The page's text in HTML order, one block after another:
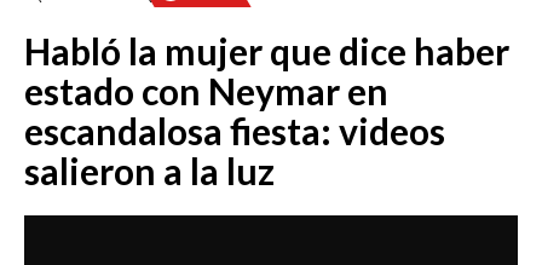
EMISIÓN 12:30 PM
EMISIÓN 7:00 PM
EMISIÓN 11:30 PM
Habló la mujer que dice haber
estado con Neymar en
escandalosa fiesta: videos
salieron a la luz